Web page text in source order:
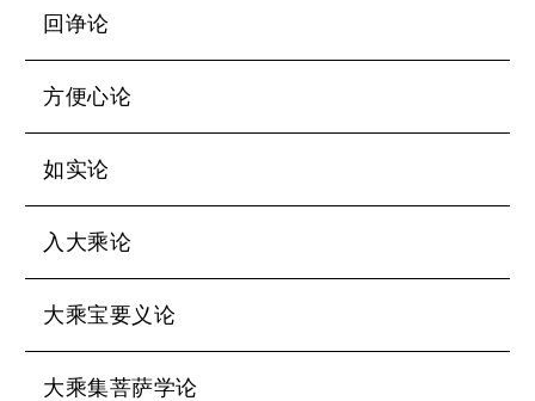
回诤论
方便心论
如实论
入大乘论
大乘宝要义论
大乘集菩萨学论